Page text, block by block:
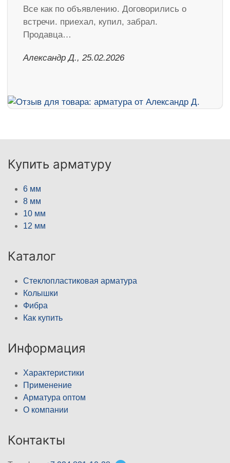
Все как по объявлению. Договорились о
встречи. приехал, купил, забрал.
Продавца…
Александр Д., 25.02.2026
Купить арматуру
6 мм
8 мм
10 мм
12 мм
Каталог
Стеклопластиковая арматура
Колышки
Фибра
Как купить
Информация
Характеристики
Применение
Арматура оптом
О компании
Контакты